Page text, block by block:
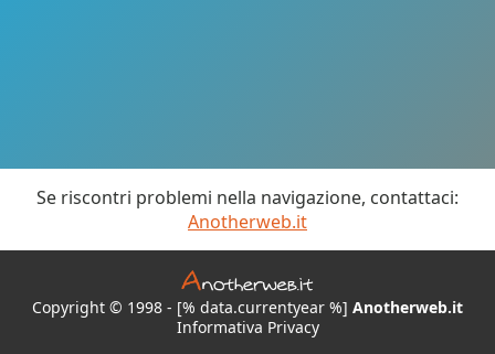
Se riscontri problemi nella navigazione, contattaci:
Anotherweb.it
Copyright © 1998 - [% data.currentyear %] Anotherweb.it
Informativa Privacy